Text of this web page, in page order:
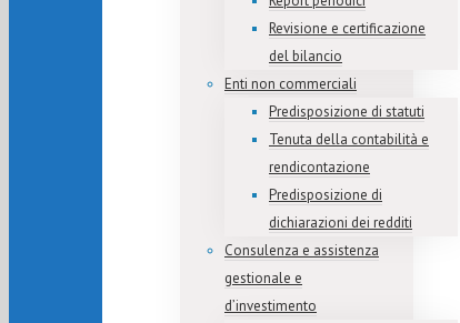
Revisione e certificazione
del bilancio
Enti non commerciali
Predisposizione di statuti
Tenuta della contabilità e
rendicontazione
Predisposizione di
dichiarazioni dei redditi
Consulenza e assistenza
gestionale e
d’investimento